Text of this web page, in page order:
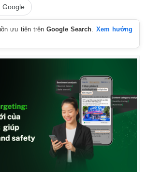
Multimedia
Video
Ảnh
E-Magazine
Infographic
Google
ưu tiên trênGoogle Search. Xem hướng